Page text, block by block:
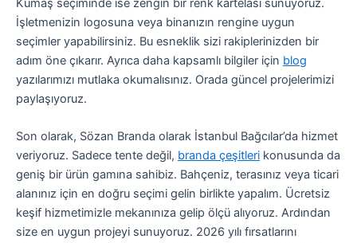
Kumaş seçiminde ise zengin bir renk kartelası sunuyoruz.
İşletmenizin logosuna veya binanızın rengine uygun
seçimler yapabilirsiniz. Bu esneklik sizi rakiplerinizden bir
adım öne çıkarır. Ayrıca daha kapsamlı bilgiler için blog
yazılarımızı mutlaka okumalısınız. Orada güncel projelerimizi
paylaşıyoruz.
Son olarak, Sözan Branda olarak İstanbul Bağcılar’da hizmet
veriyoruz. Sadece tente değil, branda çeşitleri konusunda da
geniş bir ürün gamına sahibiz. Bahçeniz, terasınız veya ticari
alanınız için en doğru seçimi gelin birlikte yapalım. Ücretsiz
keşif hizmetimizle mekanınıza gelip ölçü alıyoruz. Ardından
size en uygun projeyi sunuyoruz. 2026 yılı fırsatlarını